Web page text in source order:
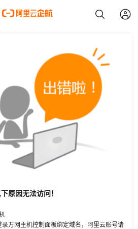
原因无法访问！
万网主机控制面板绑定域名，阿里云账号请